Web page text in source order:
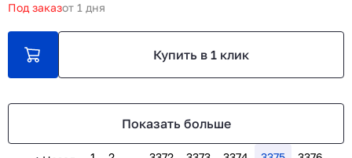
Под заказот 1 дня
Купить в 1 клик
Показать больше